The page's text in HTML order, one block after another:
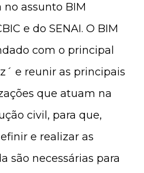
assunto BIM
e do SENAI. O BIM
com o principal
e reunir as principais
que atuam na
civil, para que,
e realizar as
são necessárias para